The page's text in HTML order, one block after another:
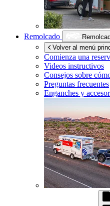
Remolcado
Volver al menú
Comienza una
Videos instructivos
Consejos sobre
Preguntas frecuentes
Enganches y